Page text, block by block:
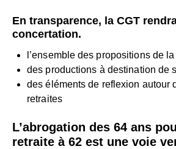
En transparence, la CGT
concertation.
l’ensemble des propositions de la
des productions à destination de
des éléments de reflexion autour
retraites
L’abrogation des 64 ans
retraite à 62 est une voie